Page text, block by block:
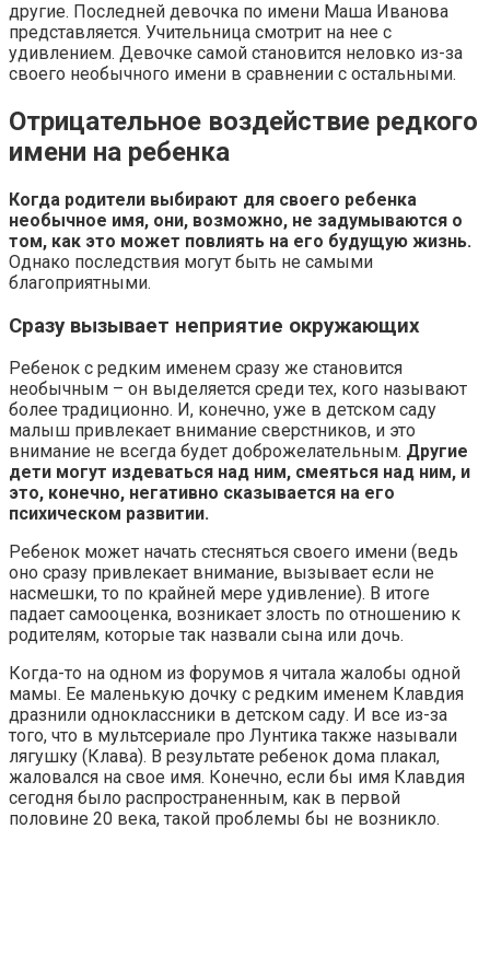
другие. Последней девочка по имени Маша Иванова
представляется. Учительница смотрит на нее с
удивлением. Девочке самой становится неловко из-за
своего необычного имени в сравнении с остальными.
Отрицательное воздействие редкого
имени на ребенка
Когда родители выбирают для своего ребенка
необычное имя, они, возможно, не задумываются о
том, как это может повлиять на его будущую жизнь.
Однако последствия могут быть не самыми
благоприятными.
Сразу вызывает неприятие окружающих
Ребенок с редким именем сразу же становится
необычным – он выделяется среди тех, кого называют
более традиционно. И, конечно, уже в детском саду
малыш привлекает внимание сверстников, и это
внимание не всегда будет доброжелательным. Другие
дети могут издеваться над ним, смеяться над ним, и
это, конечно, негативно сказывается на его
психическом развитии.
Ребенок может начать стесняться своего имени (ведь
оно сразу привлекает внимание, вызывает если не
насмешки, то по крайней мере удивление). В итоге
падает самооценка, возникает злость по отношению к
родителям, которые так назвали сына или дочь.
Когда-то на одном из форумов я читала жалобы одной
мамы. Ее маленькую дочку с редким именем Клавдия
дразнили одноклассники в детском саду. И все из-за
того, что в мультсериале про Лунтика также называли
лягушку (Клава). В результате ребенок дома плакал,
жаловался на свое имя. Конечно, если бы имя Клавдия
сегодня было распространенным, как в первой
половине 20 века, такой проблемы бы не возникло.